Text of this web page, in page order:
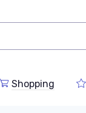
Shopping